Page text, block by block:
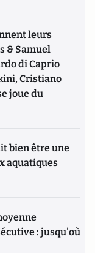
leurs
& Samuel
di Caprio
Cristiano
joue du
bien être une
aquatiques
: jusqu'où